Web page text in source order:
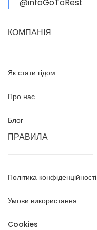
КОМПАНІЯ
Як стати гідом
Про нас
Блог
ПРАВИЛА
Політика конфіденційності
Умови використання
Cookies